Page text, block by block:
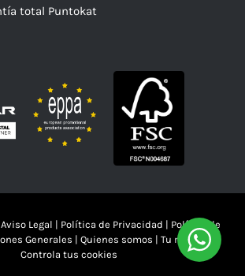
total Puntokat
Aviso Legal | Política de Privacidad | Política de
Generales | Quienes somos | Tu mandas!!
Controla tus cookies